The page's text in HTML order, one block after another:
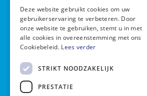
+32 15 420 277
info@briljantimmo.be
Deze website gebruikt cookies om uw
gebruikerservaring te verbeteren. Door
onze website te gebruiken, stemt u in met
alle cookies in overeenstemming met ons
Cookiebeleid. Lees verder
STRIKT NOODZAKELIJK
PRESTATIE